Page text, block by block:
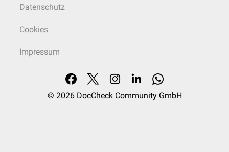
Datenschutz
Cookies
Impressum
© 2026 DocCheck Community GmbH